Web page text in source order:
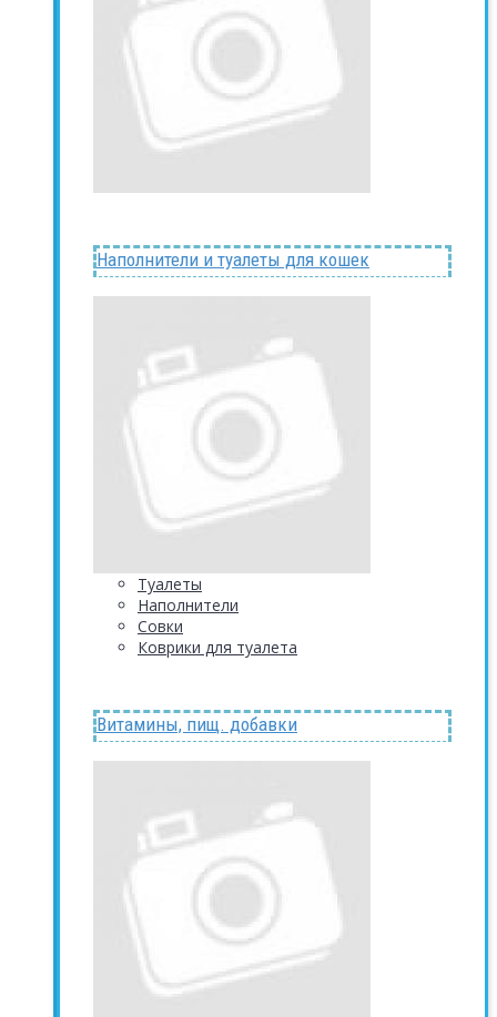
Наполнители и туалеты для кошек
Туалеты
Наполнители
Совки
Коврики для туалета
Витамины, пищ. добавки